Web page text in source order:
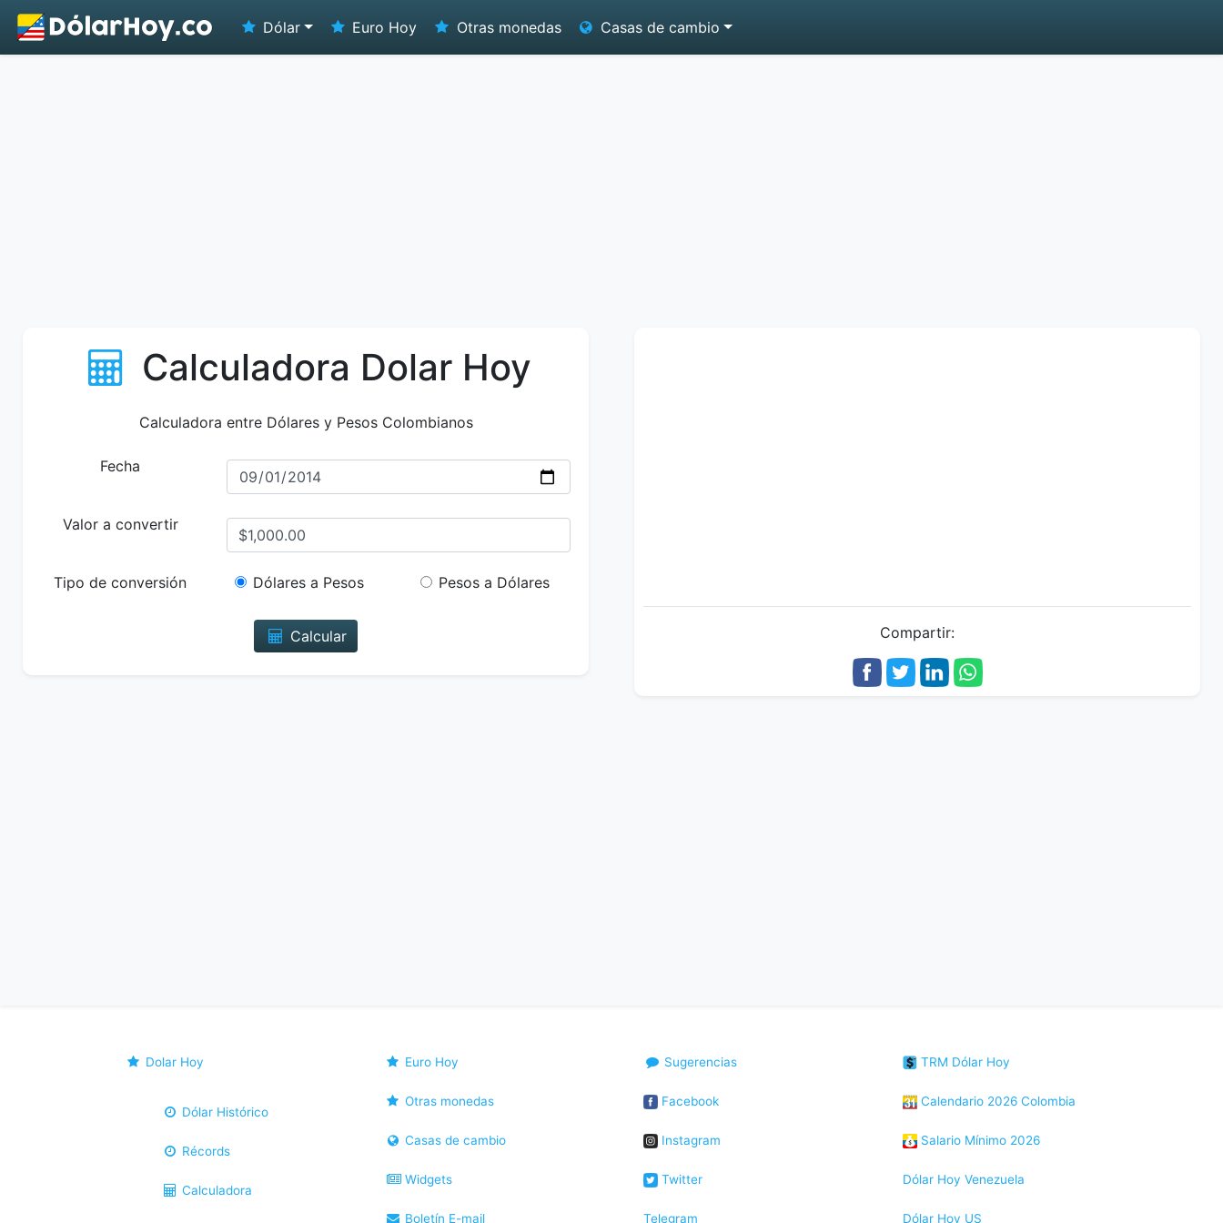
Dólar Euro Hoy Otras monedas Casas de cambio
Calculadora Dolar Hoy
Calculadora entre Dólares y Pesos Colombianos
Fecha
Valor a convertir
Tipo de conversión Dólares a Pesos Pesos a Dólares
Calcular Compartir:
Dolar Hoy
Dólar Histórico
Récords
Calculadora
Euro Hoy
Otras monedas
Casas de cambio
Widgets
Boletín E-mail
Sugerencias
Facebook
Instagram
Twitter
Telegram
TRM Dólar Hoy
Calendario 2026 Colombia
Salario Mínimo 2026
Dólar Hoy Venezuela
Dólar Hoy US